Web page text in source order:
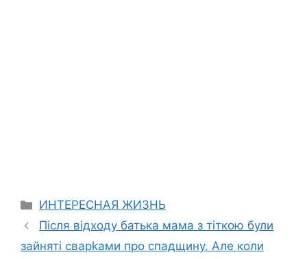
Categories
ИНТЕРЕСНАЯ ЖИЗНЬ
Після відходу батька мама з тіткою були
зайняті сварkами про спадщину. Але коли